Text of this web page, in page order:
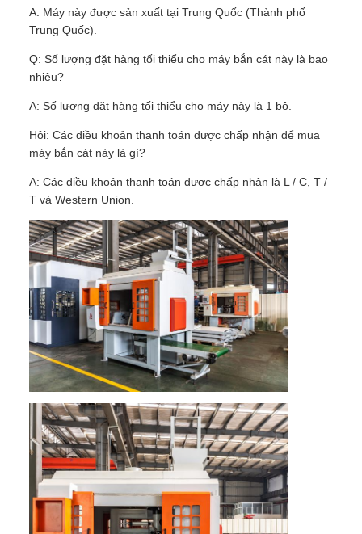
A: Máy này được sản xuất tại Trung Quốc (Thành phố
Trung Quốc).
Q: Số lượng đặt hàng tối thiểu cho máy bắn cát này là bao
nhiêu?
A: Số lượng đặt hàng tối thiểu cho máy này là 1 bộ.
Hỏi: Các điều khoản thanh toán được chấp nhận để mua
máy bắn cát này là gì?
A: Các điều khoản thanh toán được chấp nhận là L / C, T /
T và Western Union.